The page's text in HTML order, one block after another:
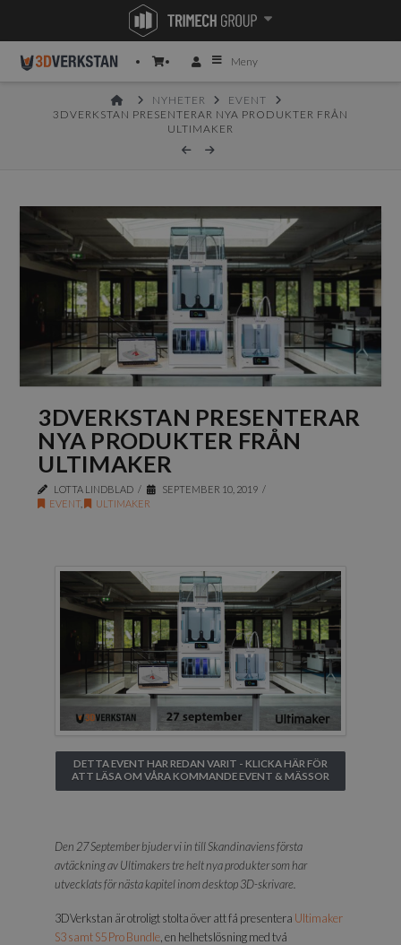
Meny
HOMENYHETER
EVENT
3DVERKSTAN PRESENTERAR NYA PRODUKTER FRÅN
ULTIMAKER
3DVERKSTAN PRESENTERAR
NYA PRODUKTER FRÅN
ULTIMAKER
LOTTA LINDBLAD
SEPTEMBER 10, 2019
EVENT, ULTIMAKER
DETTA EVENT HAR REDAN VARIT - KLICKA HÄR FÖR
ATT LÄSA OM VÅRA KOMMANDE EVENT & MÄSSOR
Den 27 September bjuder vi in till Skandinaviens första
avtäckning av Ultimakers tre helt nya produkter som har
utvecklats för nästa kapitel inom desktop 3D-skrivare.
3DVerkstan är otroligt stolta över att få presentera Ultimaker
S3 samt S5 Pro Bundle, en helhetslösning med två